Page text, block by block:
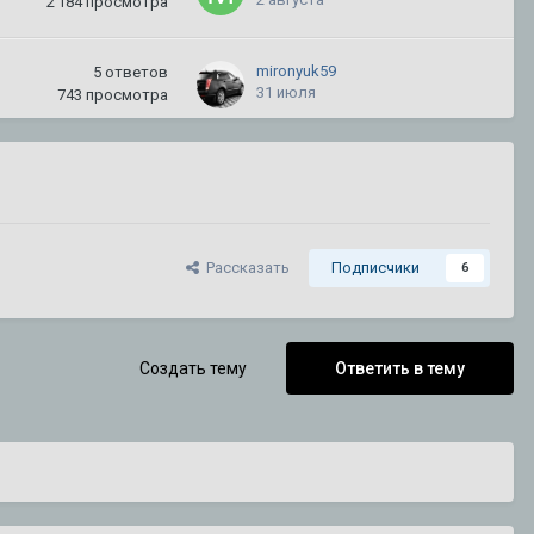
5 ответов
743 просмотра
mironyuk59
31 июля
18 июля
просмотров
DeathRow
154 ответа
Alekseeevich
Рассказать Подписчики 6
Ответить в тему
Создать тему